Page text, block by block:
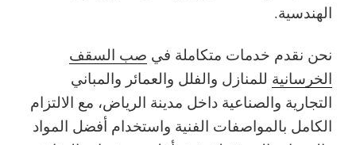
الهندسية.
نحن نقدم خدمات متكاملة في صب السقف
الخرسانية للمنازل والفلل والعمائر والمباني
التجارية والصناعية داخل مدينة الرياض، مع الالتزام
الكامل بالمواصفات الفنية واستخدام أفضل المواد